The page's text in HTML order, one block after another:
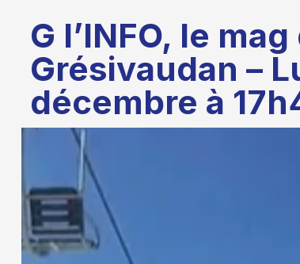
G l’INFO, le mag
Grésivaudan –
décembre à